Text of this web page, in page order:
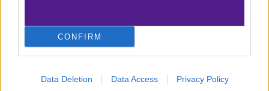
CONFIRM
Data Deletion Data Access Privacy Policy